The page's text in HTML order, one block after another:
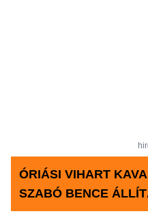
ÓRIÁSI VIHART
SZABÓ BENCE